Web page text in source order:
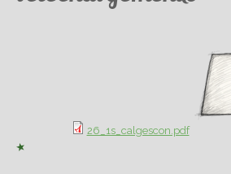
26_1s_calgescon.pdf